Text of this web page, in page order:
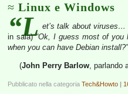
Linux e Windows
“L et’s talk about
in sala)“Ok, I guess most of you
when you can have Debian install?”
(John Perry Barlow, parlando
Pubblicato nella categoria Tech&Howto |